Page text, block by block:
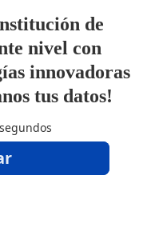
de
nivel con
innovadoras
tus datos!